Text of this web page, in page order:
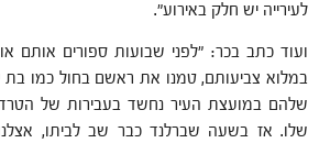
לעירייה יש חלק באירוע".
ועוד כתב בכר: "לפני שבועות ספורים אותם
במלוא צביעותם, טמנו את ראשם בחול כמו
שלהם במועצת העיר נחשד בעבירות של
שלו. אז בשעה שברלנד כבר שב לביתו,